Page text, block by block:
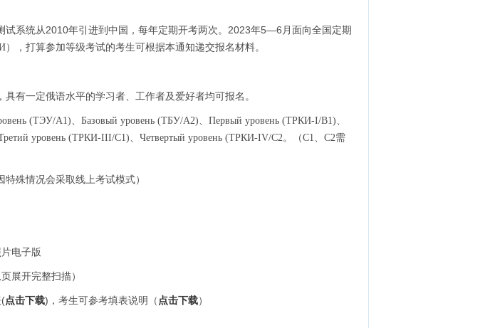
试系统从2010年引进到中国，每年定期开考两次。2023年5—6月面向全国定期
）， 打算参加等级考试的考生可根据本通知递交报名材料。
有一定俄语水平的学习者、工作者及爱好者均可报名。
(ТЭУ/A1)、Базовый уровень (ТБУ/A2)、Первый уровень (ТРКИ-I/B1)、
уровень (ТРКИ-III/C1)、Четвертый уровень (TРКИ-IV/C2。（С1、С2需
殊情况会采取线上考试模式）
电子版
展开完整扫描）
(点击下载)，考生可参考填表说明（ 点击下载）